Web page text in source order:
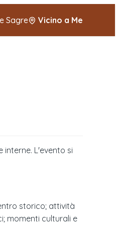
Sagre Vicino a Me
L'evento si
storico; attività
momenti culturali e